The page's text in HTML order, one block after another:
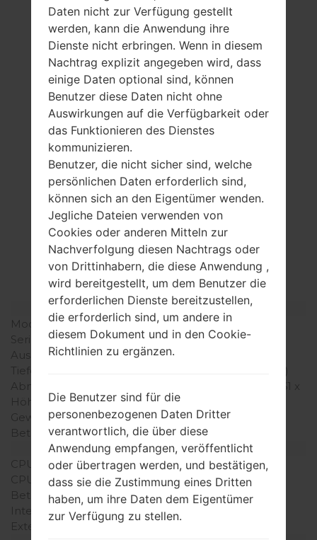
Spezifikation
LGS367(LGS367)
Modell und seine Eigenschaften
Modell
LGS367
Serie
LG Others
Ausgabe
Dezember, 2011
Tiefe
Abmessungen (Breite /
Höhe)
117 x 50.9 millimeter (4.61 x
2.00 Zoll)
Gewicht
85 gramm (3.00 unzen)
Betriebssystem
-
Ausrüstung
CPU
-
CPU-Kerne
-
Betriebsgedächtnis
-
Interner Speicher
15MB
Externer Speicher
Daten nicht zur Verfügung gestellt
werden, kann die Anwendung ihre
Dienste nicht erbringen. Wenn in diesem
Nachtrag explizit angegeben wird, dass
einige Daten optional sind, können
Benutzer diese Daten nicht ohne
Auswirkungen auf die Verfügbarkeit oder
das Funktionieren des Dienstes
kommunizieren.
Benutzer, die nicht sicher sind, welche
persönlichen Daten erforderlich sind,
können sich an den Eigentümer wenden.
Jegliche Dateien verwenden von
Cookies oder anderen Mitteln zur
Nachverfolgung diesen Nachtrags oder
von Drittinhabern, die diese Anwendung ,
wird bereitgestellt, um dem Benutzer die
erforderlichen Dienste bereitzustellen,
die erforderlich sind, um andere in
diesem Dokument und in den Cookie-
Richtlinien zu ergänzen.
Die Benutzer sind für die
personenbezogenen Daten Dritter
verantwortlich, die über diese
Anwendung empfangen, veröffentlicht
oder übertragen werden, und bestätigen,
dass sie die Zustimmung eines Dritten
haben, um ihre Daten dem Eigentümer
zur Verfügung zu stellen.